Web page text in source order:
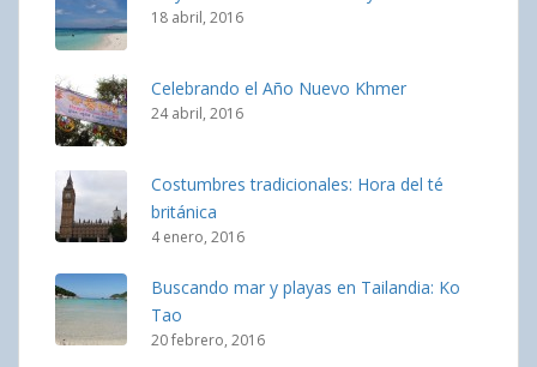
18 abril, 2016
Celebrando el Año Nuevo Khmer
24 abril, 2016
Costumbres tradicionales: Hora del té
británica
4 enero, 2016
Buscando mar y playas en Tailandia: Ko
Tao
20 febrero, 2016